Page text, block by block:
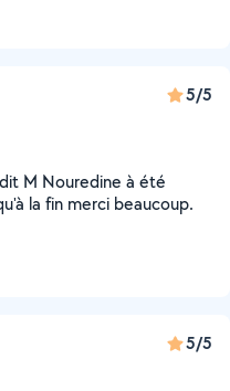
5/5
M Nouredine à été
la fin merci beaucoup.
5/5